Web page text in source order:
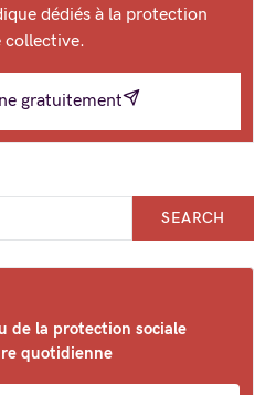
dédiés à la protection
collective.
gratuitement
SEARCH
de la protection sociale
quotidienne